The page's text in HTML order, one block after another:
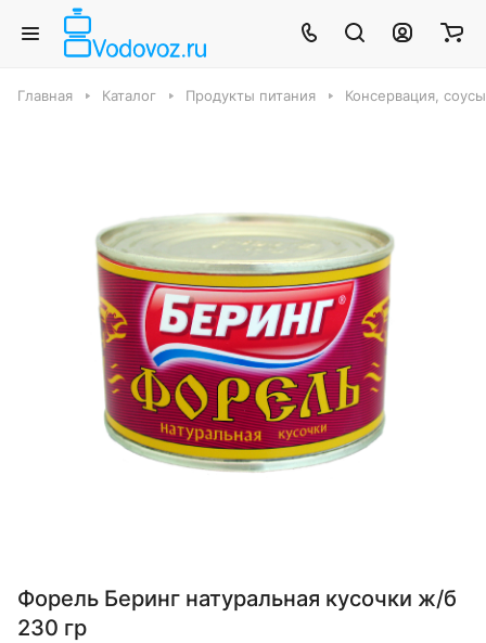
Главная Каталог Продукты питания Консервация,
Форель Беринг натуральная кусочки ж/б
230 гр